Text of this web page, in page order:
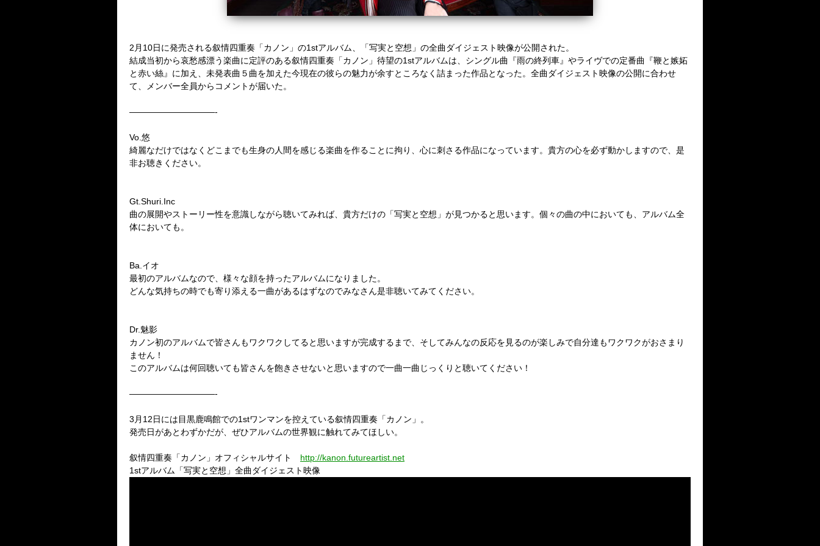
2月10日に発売される叙情四重奏「カノン」の1stアルバム、「写実と空想」の全曲ダイジェスト映像が公開された。
結成当初から哀愁感漂う楽曲に定評のある叙情四重奏「カノン」待望の1stアルバムは、シングル曲『雨の終列車』やライヴでの定番曲『鞭と嫉妬
と赤い絲』に加え、未発表曲５曲を加えた今現在の彼らの魅力が余すところなく詰まった作品となった。全曲ダイジェスト映像の公開に合わせ
て、メンバー全員からコメントが届いた。
——————————-
Vo.悠
綺麗なだけではなくどこまでも生身の人間を感じる楽曲を作ることに拘り、心に刺さる作品になっています。貴方の心を必ず動かしますので、是
非お聴きください。
Gt.Shuri.Inc
曲の展開やストーリー性を意識しながら聴いてみれば、貴方だけの「写実と空想」が見つかると思います。個々の曲の中においても、アルバム全
体においても。
Ba.イオ
最初のアルバムなので、様々な顔を持ったアルバムになりました。
どんな気持ちの時でも寄り添える一曲があるはずなのでみなさん是非聴いてみてください。
Dr.魅影
カノン初のアルバムで皆さんもワクワクしてると思いますが完成するまで、そしてみんなの反応を見るのが楽しみで自分達もワクワクがおさまり
ません！
このアルバムは何回聴いても皆さんを飽きさせないと思いますので一曲一曲じっくりと聴いてください！
——————————-
3月12日には目黒鹿鳴館での1stワンマンを控えている叙情四重奏「カノン」。
発売日があとわずかだが、ぜひアルバムの世界観に触れてみてほしい。
叙情四重奏「カノン」オフィシャルサイト http://kanon.futureartist.net
1stアルバム「写実と空想」全曲ダイジェスト映像